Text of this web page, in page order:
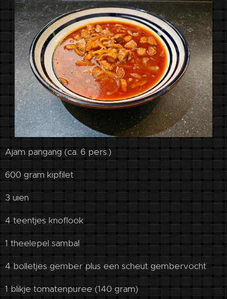
Ajam pangang (ca. 6 pers.)
600 gram kipfilet
3 uien
4 teentjes knoflook
1 theelepel sambal
4 bolletjes gember plus een scheut gembervocht
1 blikje tomatenpuree (140 gram)